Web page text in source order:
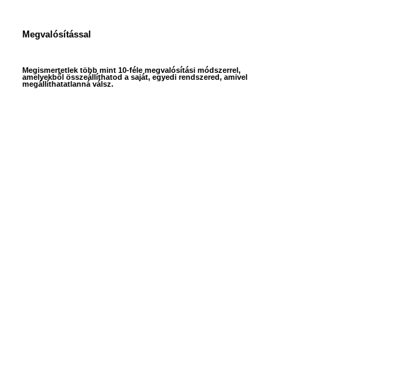
Megvalósítással
Megismertetlek több mint 10-féle megvalósítási módszerrel,
amelyekből összeállíthatod a saját, egyedi rendszered, amivel
megállíthatatlanná válsz.